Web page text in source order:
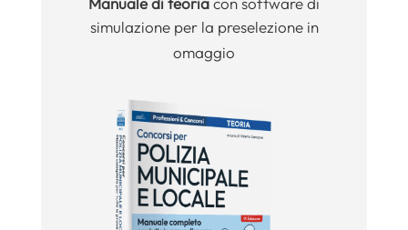
simulazione per la preselezione in
omaggio